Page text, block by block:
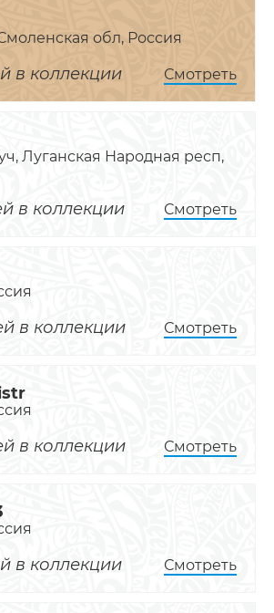
обл, Россия
в коллекции Смотреть
Луганская Народная респ,
в коллекции Смотреть
в коллекции Смотреть
в коллекции Смотреть
в коллекции Смотреть